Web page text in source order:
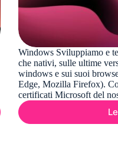
Windows Sviluppiamo e
che nativi, sulle ultime
windows e sui suoi
Edge, Mozilla Firefox).
certificati Microsoft del